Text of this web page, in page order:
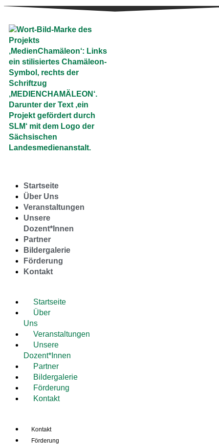
Startseite
Über Uns
Veranstaltungen
Unsere
Dozent*Innen
Partner
Bildergalerie
Förderung
Kontakt
Startseite
Über
Uns
Veranstaltungen
Unsere
Dozent*Innen
Partner
Bildergalerie
Förderung
Kontakt
Kontakt
Förderung